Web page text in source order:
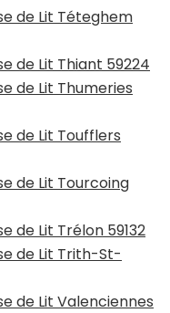
de Lit Téteghem
de Lit Thiant 59224
de Lit Thumeries
de Lit Toufflers
de Lit Tourcoing
de Lit Trélon 59132
de Lit Trith-St-
de Lit Valenciennes